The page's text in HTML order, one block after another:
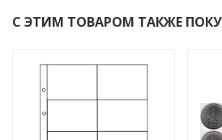
С ЭТИМ ТОВАРОМ ТАКЖЕ